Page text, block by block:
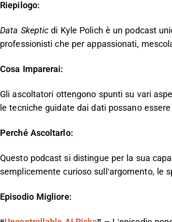
Riepilogo:
Data Skeptic di Kyle Polich è un podcast
professionisti che per appassionati,
Cosa Imparerai:
Gli ascoltatori ottengono spunti su vari
le tecniche guidate dai dati possano
Perché Ascoltarlo:
Questo podcast si distingue per la sua
semplicemente curioso sull’argomento, le
Episodio Migliore: